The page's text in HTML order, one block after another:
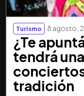
Turismo 8 agosto,
¿Te
tendrá
tradición